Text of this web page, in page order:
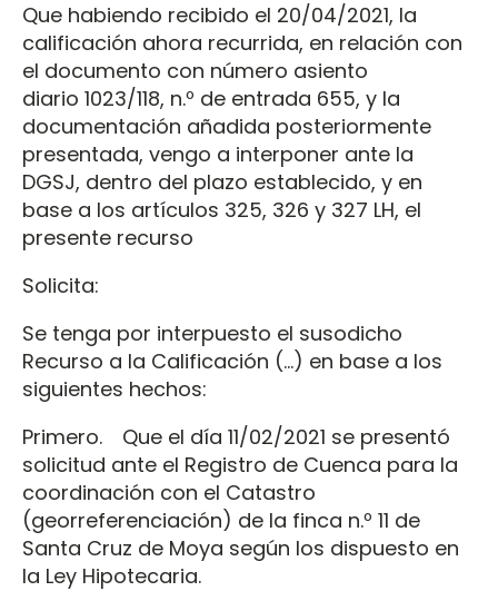
Que habiendo recibido el 20/04/2021, la
calificación ahora recurrida, en relación con
el documento con número asiento
diario 1023/118, n.º de entrada 655, y la
documentación añadida posteriormente
presentada, vengo a interponer ante la
DGSJ, dentro del plazo establecido, y en
base a los artículos 325, 326 y 327 LH, el
presente recurso
Solicita:
Se tenga por interpuesto el susodicho
Recurso a la Calificación (…) en base a los
siguientes hechos:
Primero. Que el día 11/02/2021 se presentó
solicitud ante el Registro de Cuenca para la
coordinación con el Catastro
(georreferenciación) de la finca n.º 11 de
Santa Cruz de Moya según los dispuesto en
la Ley Hipotecaria.